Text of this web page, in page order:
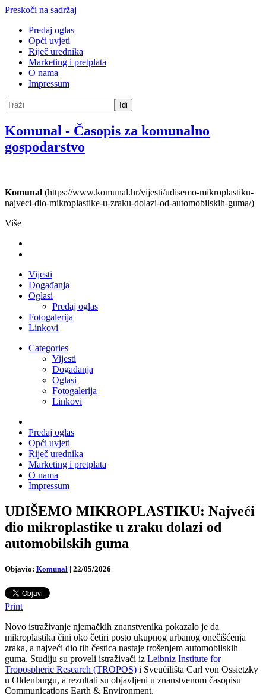
Preskoči na sadržaj
Predaj oglas
Opći uvjeti
Riječ urednika
Marketing i pretplata
O nama
Impressum
Idi
Komunal - Časopis za komunalno
gospodarstvo
Komunal (https://www.komunal.hr/vijesti/udisemo-mikroplastiku-
najveci-dio-mikroplastike-u-zraku-dolazi-od-automobilskih-guma/)
Više
Vijesti
Događanja
Oglasi
Predaj oglas
Fotogalerija
Linkovi
Categories
Vijesti
Događanja
Oglasi
Fotogalerija
Linkovi
Predaj oglas
Opći uvjeti
Riječ urednika
Marketing i pretplata
O nama
Impressum
UDIŠEMO MIKROPLASTIKU: Najveći
dio mikroplastike u zraku dolazi od
automobilskih guma
Objavio: Komunal | 22/05/2026
Print
Novo istraživanje njemačkih znanstvenika pokazalo je da
mikroplastika čini oko četiri posto ukupnog urbanog onečišćenja
zraka, a najveći dio tih čestica nastaje trošenjem automobilskih
guma. Studiju su proveli istraživači iz Leibniz Institute for
Tropospheric Research (TROPOS) i Sveučilišta Carl von Ossietzky
u Oldenburgu, a rezultati su objavljeni u znanstvenom časopisu
Communications Earth & Environment.